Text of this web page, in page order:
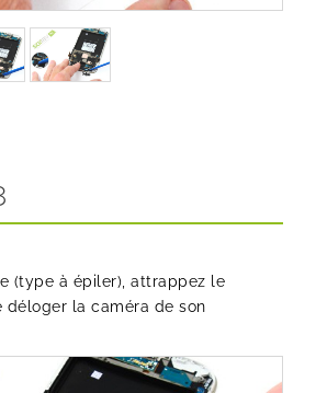
(type à épiler), attrappez le
déloger la caméra de son